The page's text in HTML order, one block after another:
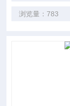
浏览量：783